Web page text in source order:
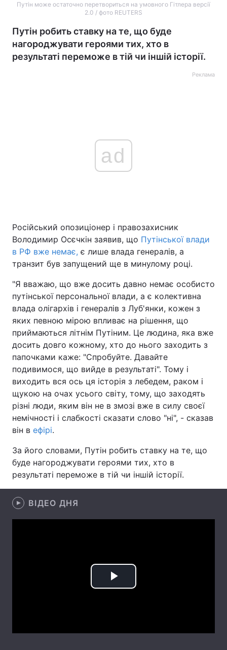
Україна Політика
Економіка Світ
Спорт Наука
Техно і зв'язок Лайт
Зброя Інциденти
Здоров'я Туризм
Цікавинки Погода
Екологія Регіони
Лонгріди
Відео з Youtube Статті
Інтерв'ю Думки
Путін може остаточно перетвориться на умовного Гітлера версії
2.0 / фото REUTERS
Путін робить ставку на те, що буде
нагороджувати героями тих, хто в
результаті переможе в тій чи іншій історії.
Реклама
ad
Російський опозиціонер і правозахисник
Володимир Осєчкін заявив, що Путінської влади
в РФ вже немає, є лише влада генералів, а
транзит був запущений ще в минулому році.
"Я вважаю, що вже досить давно немає особисто
путінської персональної влади, а є колективна
влада олігархів і генералів з Луб'янки, кожен з
яких певною мірою впливає на рішення, що
приймаються літнім Путіним. Це людина, яка вже
досить довго кожному, хто до нього заходить з
папочками каже: "Спробуйте. Давайте
подивимося, що вийде в результаті". Тому і
виходить вся ось ця історія з лебедем, раком і
щукою на очах усього світу, тому, що заходять
різні люди, яким він не в змозі вже в силу своєї
немічності і слабкості сказати слово "ні", - сказав
він в ефірі.
За його словами, Путін робить ставку на те, що
буде нагороджувати героями тих, хто в
результаті переможе в тій чи іншій історії.
ВІДЕО ДНЯ
Play